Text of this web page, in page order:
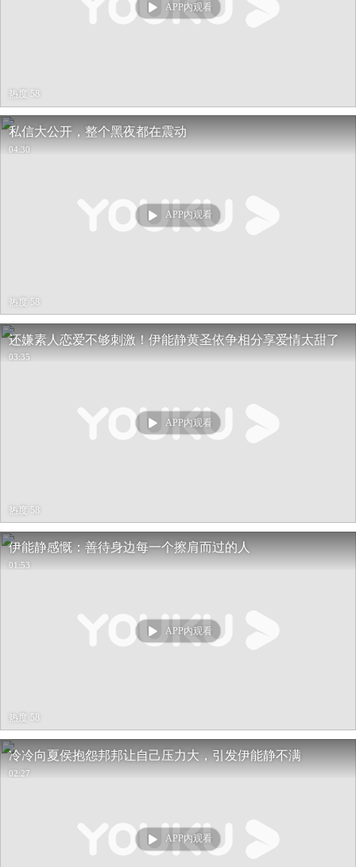
APP内观看
热度 58
私信大公开，整个黑夜都在震动
04:30
APP内观看
热度 58
还嫌素人恋爱不够刺激！伊能静黄圣依争相分享爱情太甜了
03:35
APP内观看
热度 58
伊能静感慨：善待身边每一个擦肩而过的人
01:53
APP内观看
热度 58
冷冷向夏侯抱怨邦邦让自己压力大，引发伊能静不满
02:27
APP内观看